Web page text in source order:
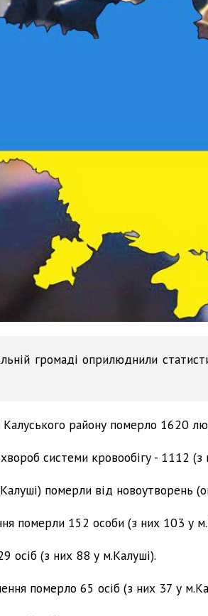
громаді оприлюднили
Калуського району померло 1620
системи кровообігу - 1112 (з
померли від новоутворень
померли 152 особи (з них 103 у
осіб (з них 88 у м.Калуші).
померло 65 осіб (з них 37 у